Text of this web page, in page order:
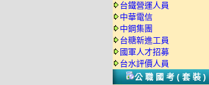
台鐵營運人員
中華電信
中鋼集團
台糖新進工員
國軍人才招募
台水評價人員
公職國考(套裝)